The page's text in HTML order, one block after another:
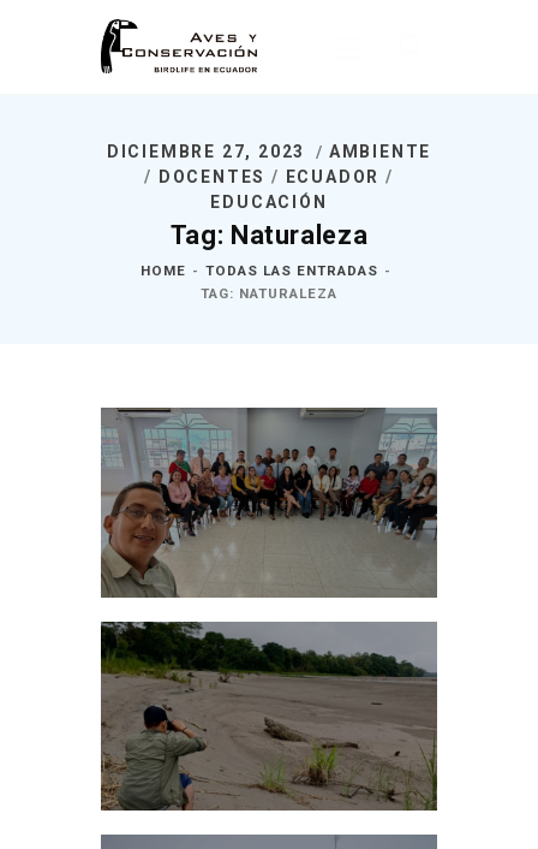
DICIEMBRE 27, 2023
AMBIENTE
/
DOCENTES / ECUADOR /
EDUCACIÓN
Tag: Naturaleza
HOME
TODAS LAS ENTRADAS
TAG: NATURALEZA
Inicio
¿Qué Hacemos?